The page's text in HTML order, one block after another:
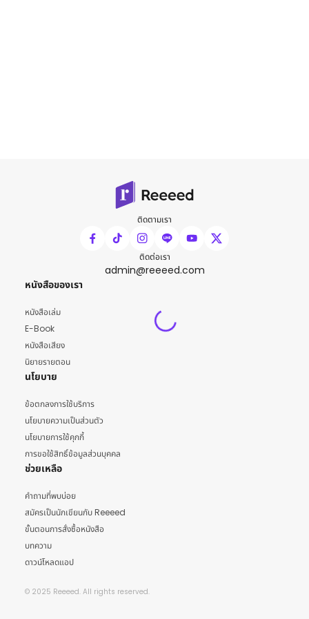
ติดตามเรา
ติดต่อเรา
admin@reeeed.com
หนังสือของเรา
หนังสือเล่ม
E-Book
หนังสือเสียง
นิยายรายตอน
นโยบาย
ข้อตกลงการใช้บริการ
นโยบายความเป็นส่วนตัว
นโยบายการใช้คุกกี้
การขอใช้สิทธิ์ข้อมูลส่วนบุคคล
ช่วยเหลือ
คำถามที่พบบ่อย
สมัครเป็นนักเขียนกับ Reeeed
ขั้นตอนการสั่งซื้อหนังสือ
บทความ
ดาวน์โหลดแอป
© 2025 Reeeed. All rights reserved.